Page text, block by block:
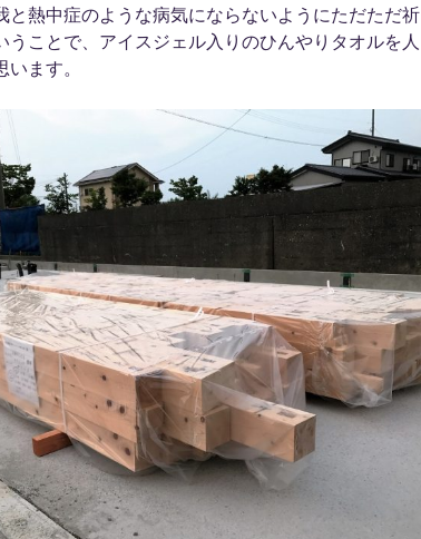
と熱中症のような病気にならないようにただただ祈
うことで、アイスジェル入りのひんやりタオルを人
ます。